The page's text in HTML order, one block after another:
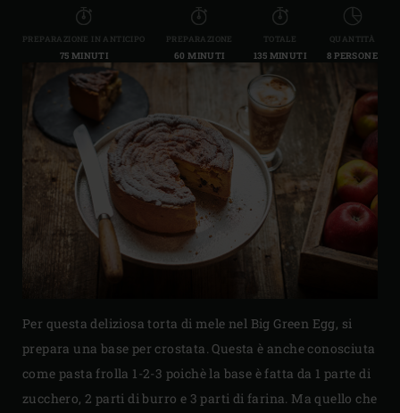
PREPARAZIONE IN ANTICIPO
75 MINUTI
PREPARAZIONE
60 MINUTI
TOTALE
135 MINUTI
QUANTITÀ
8 PERSONE
Per questa deliziosa torta di mele nel Big Green Egg, si
prepara una base per crostata. Questa è anche conosciuta
come pasta frolla 1-2-3 poichè la base è fatta da 1 parte di
zucchero, 2 parti di burro e 3 parti di farina. Ma quello che